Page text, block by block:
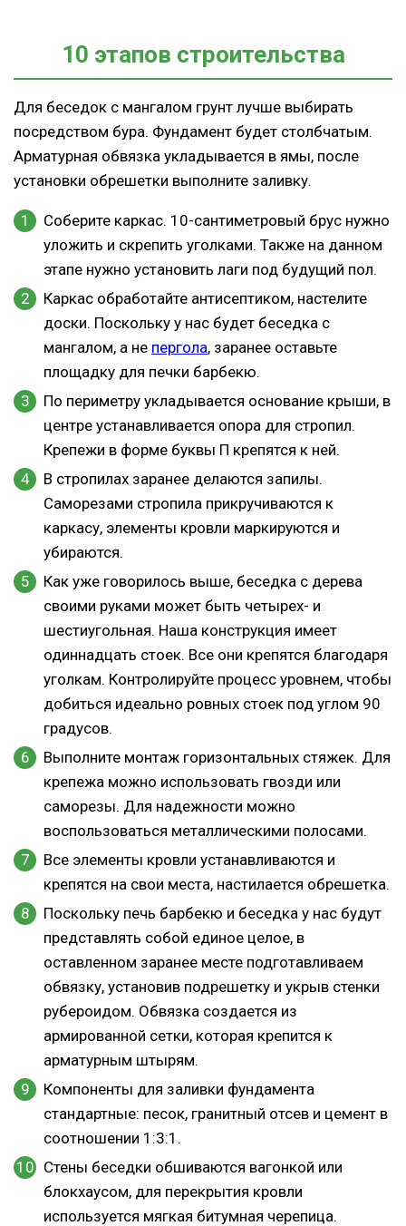
10 этапов строительства
Для беседок с мангалом грунт лучше выбирать
посредством бура. Фундамент будет столбчатым.
Арматурная обвязка укладывается в ямы, после
установки обрешетки выполните заливку.
Соберите каркас. 10-сантиметровый брус нужно
уложить и скрепить уголками. Также на данном
этапе нужно установить лаги под будущий пол.
Каркас обработайте антисептиком, настелите
доски. Поскольку у нас будет беседка с
мангалом, а не пергола, заранее оставьте
площадку для печки барбекю.
По периметру укладывается основание крыши, в
центре устанавливается опора для стропил.
Крепежи в форме буквы П крепятся к ней.
В стропилах заранее делаются запилы.
Саморезами стропила прикручиваются к
каркасу, элементы кровли маркируются и
убираются.
Как уже говорилось выше, беседка с дерева
своими руками может быть четырех- и
шестиугольная. Наша конструкция имеет
одиннадцать стоек. Все они крепятся благодаря
уголкам. Контролируйте процесс уровнем, чтобы
добиться идеально ровных стоек под углом 90
градусов.
Выполните монтаж горизонтальных стяжек. Для
крепежа можно использовать гвозди или
саморезы. Для надежности можно
воспользоваться металлическими полосами.
Все элементы кровли устанавливаются и
крепятся на свои места, настилается обрешетка.
Поскольку печь барбекю и беседка у нас будут
представлять собой единое целое, в
оставленном заранее месте подготавливаем
обвязку, установив подрешетку и укрыв стенки
рубероидом. Обвязка создается из
армированной сетки, которая крепится к
арматурным штырям.
Компоненты для заливки фундамента
стандартные: песок, гранитный отсев и цемент в
соотношении 1:3:1.
Стены беседки обшиваются вагонкой или
блокхаусом, для перекрытия кровли
используется мягкая битумная черепица.